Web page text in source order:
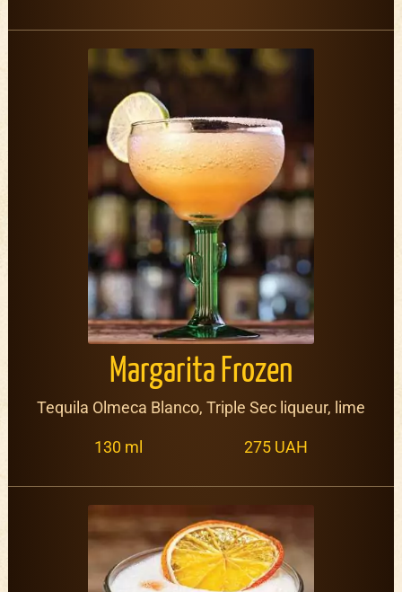
Margarita Frozen
Tequila Olmeca Blanco, Triple Sec liqueur, lime
130 ml 275 UAH